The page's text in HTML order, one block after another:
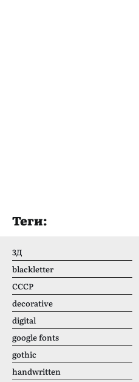
Теги:
3Д
blackletter
CCCР
decorative
digital
google fonts
gothic
handwritten